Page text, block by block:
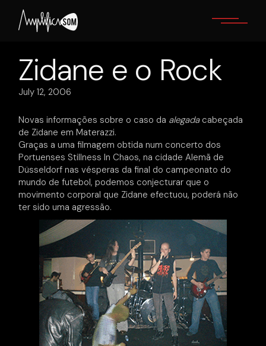
content
Zidane e o Rock
July 12, 2006
Novas informações sobre o caso da alegadacabeçada
de Zidane em Materazzi.
Graças a uma filmagem obtida num concerto dos
Portuenses Stillness In Chaos, na cidade Alemã de
Düsseldorf nas vésperas da final do campeonato do
mundo de futebol, podemos conjecturar que o
movimento corporal que Zidane efectuou, poderá não
ter sido uma agressão.